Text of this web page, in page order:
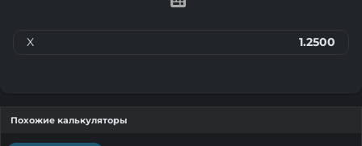
X 1.2500
Похожие калькуляторы